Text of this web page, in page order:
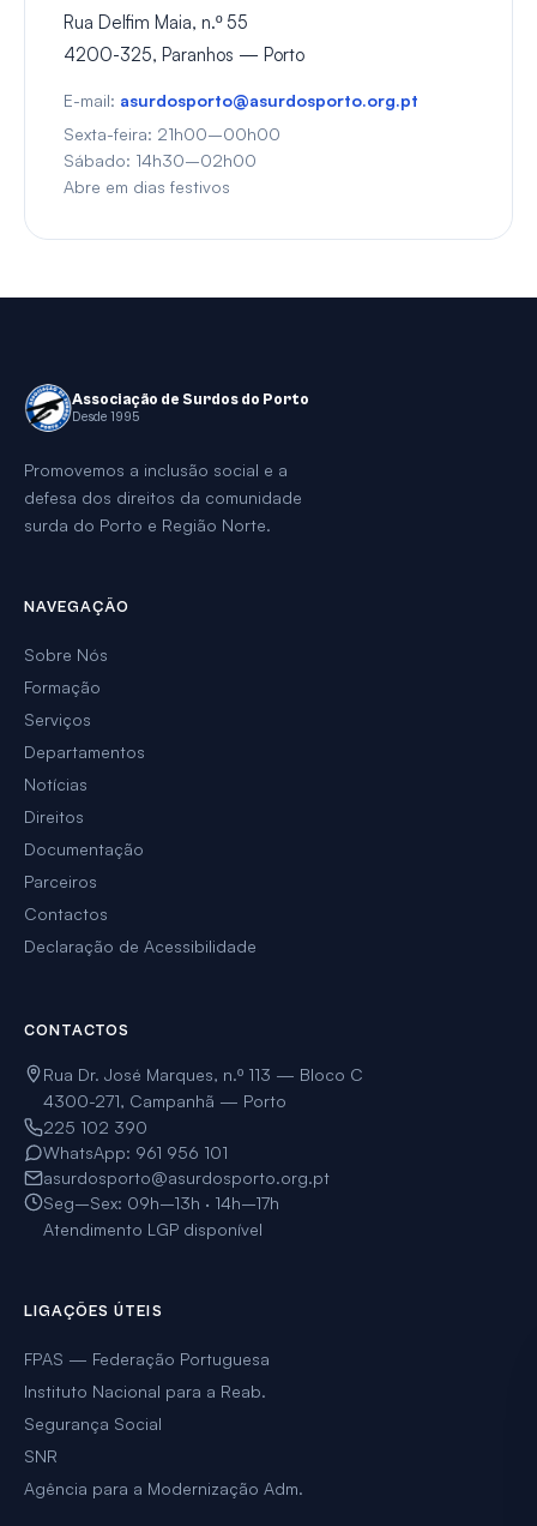
Rua Delfim Maia, n.º 55
4200-325, Paranhos — Porto
E-mail: asurdosporto@asurdosporto.org.pt
Sexta-feira: 21h00–00h00
Sábado: 14h30–02h00
Abre em dias festivos
Associação de Surdos do Porto
Desde 1995
Promovemos a inclusão social e a
defesa dos direitos da comunidade
surda do Porto e Região Norte.
NAVEGAÇÃO
Sobre Nós
Formação
Serviços
Departamentos
Notícias
Direitos
Documentação
Parceiros
Contactos
Declaração de Acessibilidade
CONTACTOS
Rua Dr. José Marques, n.º 113 — Bloco C
4300-271, Campanhã — Porto
225 102 390
WhatsApp: 961 956 101
asurdosporto@asurdosporto.org.pt
Seg–Sex: 09h–13h · 14h–17h
Atendimento LGP disponível
LIGAÇÕES ÚTEIS
FPAS — Federação Portuguesa
Instituto Nacional para a Reab.
Segurança Social
SNR
Agência para a Modernização Adm.